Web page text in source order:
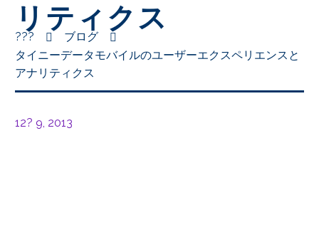
リティクス
???
ブログ
タイニーデータモバイルのユーザーエクスペリエンスと
アナリティクス
12? 9, 2013